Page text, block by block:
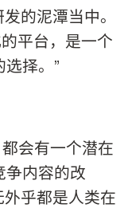
的泥潭当中。
平台，是一个
择。”
会有一个潜在
争内容的改
乎都是人类在